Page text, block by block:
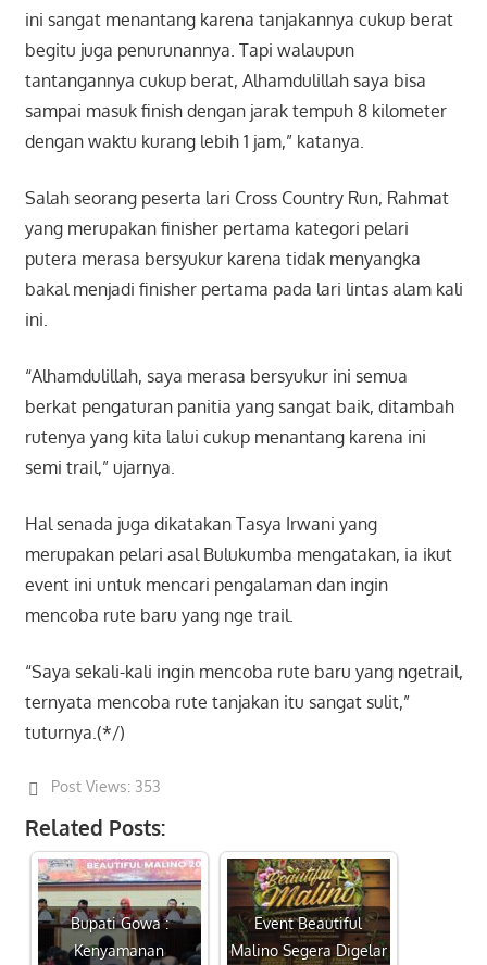
ini sangat menantang karena tanjakannya cukup berat
begitu juga penurunannya. Tapi walaupun
tantangannya cukup berat, Alhamdulillah saya bisa
sampai masuk finish dengan jarak tempuh 8 kilometer
dengan waktu kurang lebih 1 jam,” katanya.
Salah seorang peserta lari Cross Country Run, Rahmat
yang merupakan finisher pertama kategori pelari
putera merasa bersyukur karena tidak menyangka
bakal menjadi finisher pertama pada lari lintas alam kali
ini.
“Alhamdulillah, saya merasa bersyukur ini semua
berkat pengaturan panitia yang sangat baik, ditambah
rutenya yang kita lalui cukup menantang karena ini
semi trail,” ujarnya.
Hal senada juga dikatakan Tasya Irwani yang
merupakan pelari asal Bulukumba mengatakan, ia ikut
event ini untuk mencari pengalaman dan ingin
mencoba rute baru yang nge trail.
“Saya sekali-kali ingin mencoba rute baru yang ngetrail,
ternyata mencoba rute tanjakan itu sangat sulit,”
tuturnya.(*/)
Post Views: 353
Related Posts:
Bupati Gowa :
Kenyamanan
Event Beautiful
Malino Segera Digelar